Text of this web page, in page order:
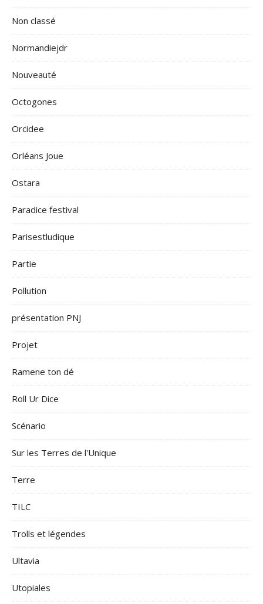
Non classé
Normandiejdr
Nouveauté
Octogones
Orcidee
Orléans Joue
Ostara
Paradice festival
Parisestludique
Partie
Pollution
présentation PNJ
Projet
Ramene ton dé
Roll Ur Dice
Scénario
Sur les Terres de l'Unique
Terre
TILC
Trolls et légendes
Ultavia
Utopiales